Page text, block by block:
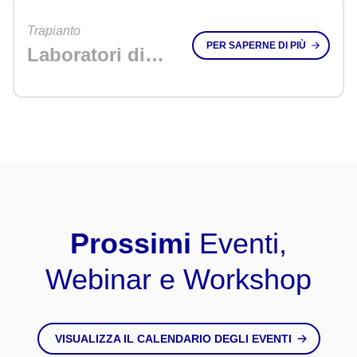
Trapianto
Laboratori di
PER SAPERNE DI PIÙ
Prossimi Eventi,
Webinar e Workshop
VISUALIZZA IL CALENDARIO DEGLI EVENTI